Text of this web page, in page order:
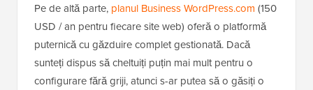
Pe de altă parte, planul Business WordPress.com (150
USD / an pentru fiecare site web) oferă o platformă
puternică cu găzduire complet gestionată. Dacă
sunteți dispus să cheltuiți puțin mai mult pentru o
configurare fără griji, atunci s-ar putea să o găsiți o